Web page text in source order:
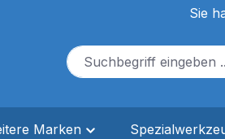
Sie
Marken